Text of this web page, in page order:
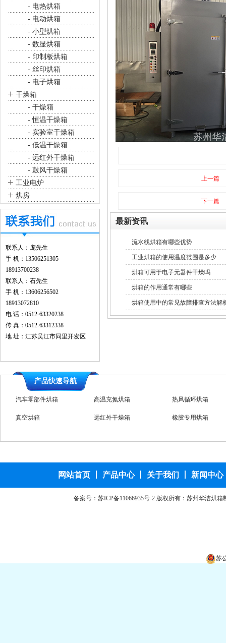
- 电热烘箱
- 电动烘箱
- 小型烘箱
- 数显烘箱
- 印制板烘箱
- 丝印烘箱
- 电子烘箱
+ 干燥箱
- 干燥箱
- 恒温干燥箱
- 实验室干燥箱
- 低温干燥箱
- 远红外干燥箱
- 鼓风干燥箱
+ 工业电炉
+ 烘房
联系人：庞先生
手 机：13506251305
18913700238
联系人：石先生
手 机：13606256502
18913072810
电 话：0512-63320238
传 真：0512-63312338
地 址：江苏吴江市同里开发区
上一篇
下一篇
最新资讯
流水线烘箱有哪些优势
工业烘箱的使用温度范围是多少
烘箱可用于电子元器件干燥吗
烘箱的作用通常有哪些
烘箱使用中的常见故障排查方法解
产品快速导航
汽车零部件烘箱 高温充氮烘箱 热风循环烘箱
真空烘箱 远红外干燥箱 橡胶专用烘箱
网站首页 产品中心丨 关于我们 新闻中心
备案号： 苏ICP备11066935号-2版权所有：苏州华洁烘箱
苏